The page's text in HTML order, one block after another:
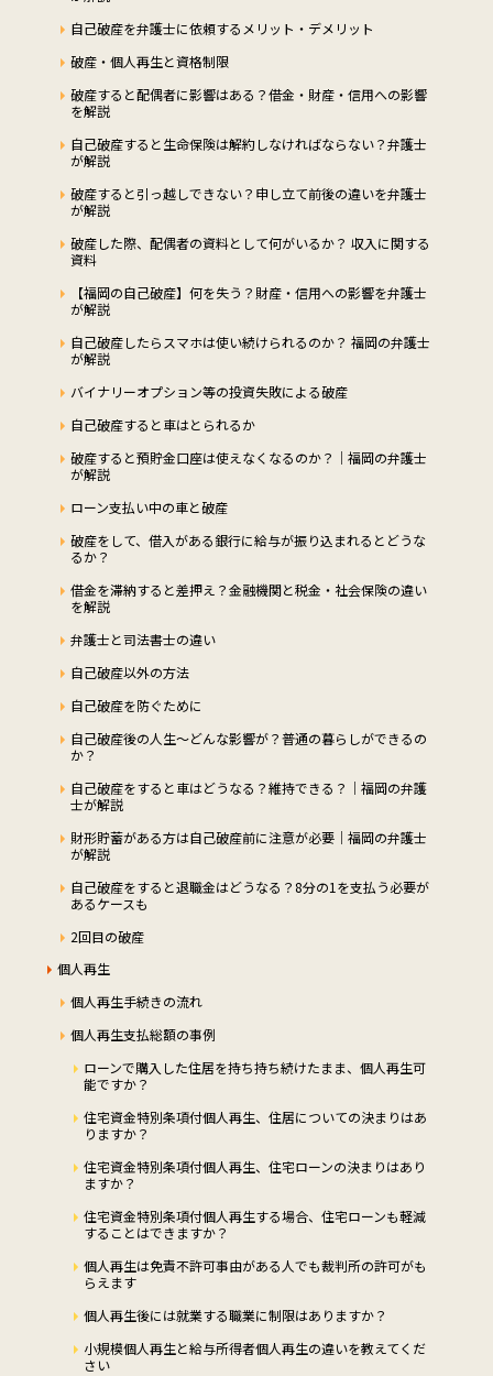
自己破産を弁護士に依頼するメリット・デメリット
破産・個人再生と資格制限
破産すると配偶者に影響はある？借金・財産・信用への影響
を解説
自己破産すると生命保険は解約しなければならない？弁護士
が解説
破産すると引っ越しできない？申し立て前後の違いを弁護士
が解説
破産した際、配偶者の資料として何がいるか？ 収入に関する
資料
【福岡の自己破産】何を失う？財産・信用への影響を弁護士
が解説
自己破産したらスマホは使い続けられるのか？ 福岡の弁護士
が解説
バイナリーオプション等の投資失敗による破産
自己破産すると車はとられるか
破産すると預貯金口座は使えなくなるのか？｜福岡の弁護士
が解説
ローン支払い中の車と破産
破産をして、借入がある銀行に給与が振り込まれるとどうな
るか？
借金を滞納すると差押え？金融機関と税金・社会保険の違い
を解説
弁護士と司法書士の違い
自己破産以外の方法
自己破産を防ぐために
自己破産後の人生～どんな影響が？普通の暮らしができるの
か？
自己破産をすると車はどうなる？維持できる？｜福岡の弁護
士が解説
財形貯蓄がある方は自己破産前に注意が必要｜福岡の弁護士
が解説
自己破産をすると退職金はどうなる？8分の1を支払う必要が
あるケースも
2回目の破産
個人再生
個人再生手続きの流れ
個人再生支払総額の事例
ローンで購入した住居を持ち持ち続けたまま、個人再生可
能ですか？
住宅資金特別条項付個人再生、住居についての決まりはあ
りますか？
住宅資金特別条項付個人再生、住宅ローンの決まりはあり
ますか？
住宅資金特別条項付個人再生する場合、住宅ローンも軽減
することはできますか？
個人再生は免責不許可事由がある人でも裁判所の許可がも
らえます
個人再生後には就業する職業に制限はありますか？
小規模個人再生と給与所得者個人再生の違いを教えてくだ
さい